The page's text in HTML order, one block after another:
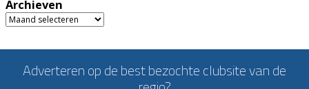
Archieven
Archieven
Adverteren op de best bezochte clubsite van de